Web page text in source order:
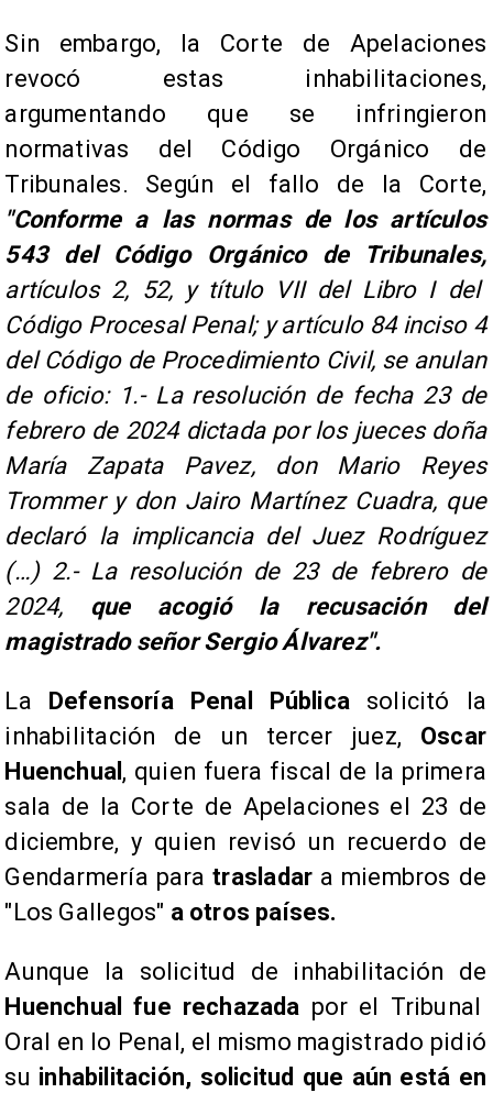
Sin embargo, la Corte de Apelaciones
revocó estas inhabilitaciones,
argumentando que se infringieron
normativas del Código Orgánico de
Tribunales. Según el fallo de la Corte,
"Conforme a las normas de los artículos
543 del Código Orgánico de Tribunales,
artículos 2, 52, y título VII del Libro I del
Código Procesal Penal; y artículo 84 inciso 4
del Código de Procedimiento Civil, se anulan
de oficio: 1.- La resolución de fecha 23 de
febrero de 2024 dictada por los jueces doña
María Zapata Pavez, don Mario Reyes
Trommer y don Jairo Martínez Cuadra, que
declaró la implicancia del Juez Rodríguez
(…) 2.- La resolución de 23 de febrero de
2024, que acogió la recusación del
magistrado señor Sergio Álvarez".
La Defensoría Penal Pública solicitó la
inhabilitación de un tercer juez, Oscar
Huenchual , quien fuera fiscal de la primera
sala de la Corte de Apelaciones el 23 de
diciembre, y quien revisó un recuerdo de
Gendarmería para trasladar a miembros de
"Los Gallegos" a otros países.
Aunque la solicitud de inhabilitación de
Huenchual fue rechazada por el Tribunal
Oral en lo Penal, el mismo magistrado pidió
su inhabilitación, solicitud que aún está en